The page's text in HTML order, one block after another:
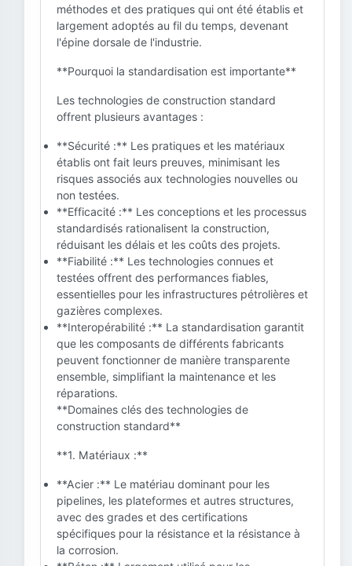
méthodes et des pratiques qui ont été établis et
largement adoptés au fil du temps, devenant
l'épine dorsale de l'industrie.
**Pourquoi la standardisation est importante**
Les technologies de construction standard
offrent plusieurs avantages :
**Sécurité :** Les pratiques et les matériaux
établis ont fait leurs preuves, minimisant les
risques associés aux technologies nouvelles ou
non testées.
**Efficacité :** Les conceptions et les processus
standardisés rationalisent la construction,
réduisant les délais et les coûts des projets.
**Fiabilité :** Les technologies connues et
testées offrent des performances fiables,
essentielles pour les infrastructures pétrolières et
gazières complexes.
**Interopérabilité :** La standardisation garantit
que les composants de différents fabricants
peuvent fonctionner de manière transparente
ensemble, simplifiant la maintenance et les
réparations.
**Domaines clés des technologies de
construction standard**
**1. Matériaux :**
**Acier :** Le matériau dominant pour les
pipelines, les plateformes et autres structures,
avec des grades et des certifications
spécifiques pour la résistance et la résistance à
la corrosion.